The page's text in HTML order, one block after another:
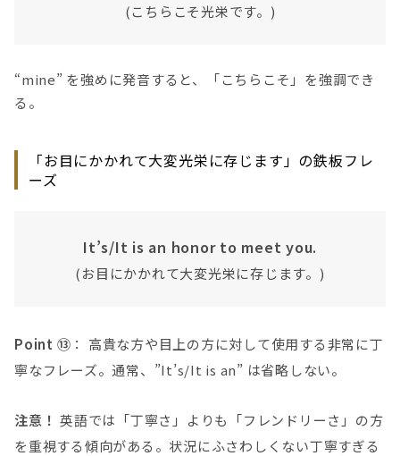
(こちらこそ光栄です。)
“mine” を強めに発音すると、「こちらこそ」を強調でき
る。
「お目にかかれて大変光栄に存じます」の鉄板フレ
ーズ
It’s/It is an honor to meet you.
(お目にかかれて大変光栄に存じます。)
Point ⑬ ： 高貴な方や目上の方に対して使用する非常に丁
寧なフレーズ。通常、”It’s/It is an” は省略しない。
注意！ 英語では「丁寧さ」よりも「フレンドリーさ」の方
を重視する傾向がある。状況にふさわしくない丁寧すぎる